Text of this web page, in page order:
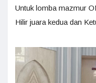
Untuk lomba mazmur
Hilir juara kedua dan